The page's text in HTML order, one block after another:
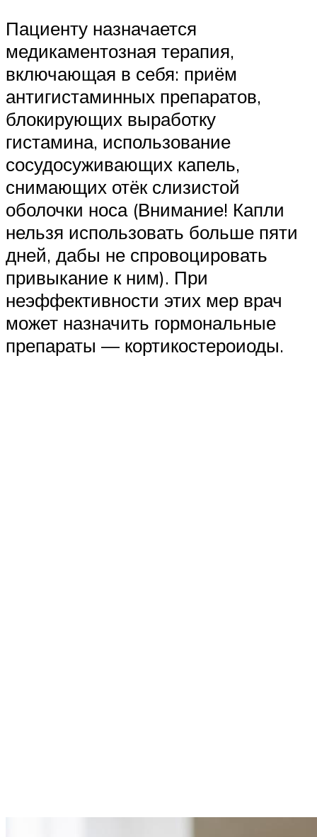
Пациенту назначается
медикаментозная терапия,
включающая в себя: приём
антигистаминных препаратов,
блокирующих выработку
гистамина, использование
сосудосуживающих капель,
снимающих отёк слизистой
оболочки носа (Внимание! Капли
нельзя использовать больше пяти
дней, дабы не спровоцировать
привыкание к ним). При
неэффективности этих мер врач
может назначить гормональные
препараты — кортикостероиоды.